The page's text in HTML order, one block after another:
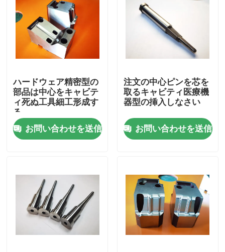
家
私達について
工場旅行
ハードウェア精密型の
部品は中心をキャビテ
ィ死ぬ工具細工形成す
る
お問い合わせを送信
注文の中心ピンを芯を
取るキャビティ医療機
器型の挿入しなさい
お問い合わせを送信